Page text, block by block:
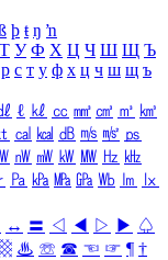
þ ŧ ŋ ŉ
Т У Ф Х Ц Ч Ш Щ Ъ
р с т у ф х ц ч ш щ ъ
ℓ ㎘ ㏄ ㎣ ㎤ ㎥ ㎦
㎈ ㎉ ㏈ ㎧ ㎨ ㎰
㎻ ㎽ ㎾ ㎿ ㎐ ㎑
㎩ ㎪ ㎫ ㎬ ㏝ ㏐
㏓
↔ 〓 ◁ ◀ ▷ ▶ ♤
♨ ☏ ☎ ☜ ☞ ¶ †